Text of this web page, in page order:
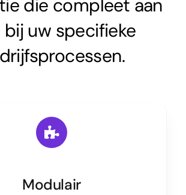
die compleet aan
uw specifieke
Modulair